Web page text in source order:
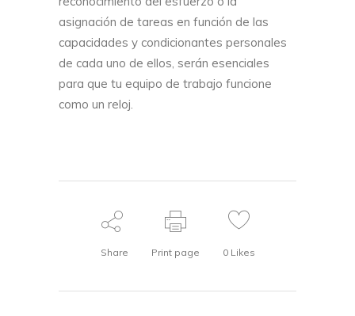
asignación de tareas en función de las
capacidades y condicionantes personales
de cada uno de ellos, serán esenciales
para que tu equipo de trabajo funcione
como un reloj.
Share Print page 0Likes